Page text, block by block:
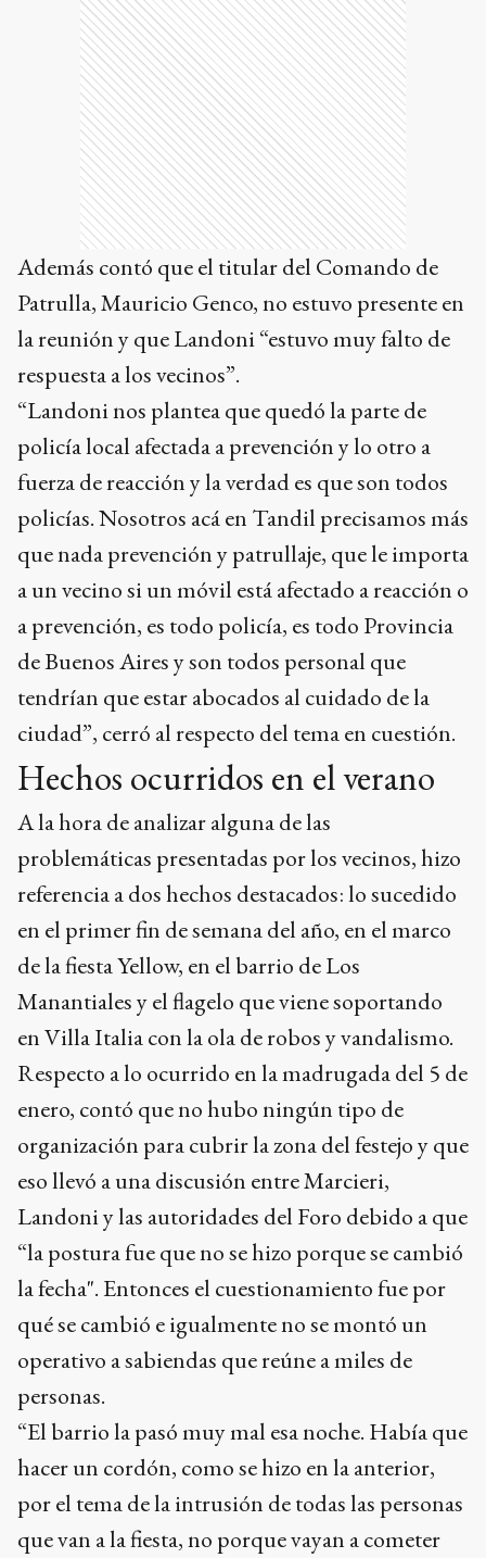
Además contó que el titular del Comando de
Patrulla, Mauricio Genco, no estuvo presente en
la reunión y que Landoni “estuvo muy falto de
respuesta a los vecinos”.
“Landoni nos plantea que quedó la parte de
policía local afectada a prevención y lo otro a
fuerza de reacción y la verdad es que son todos
policías. Nosotros acá en Tandil precisamos más
que nada prevención y patrullaje, que le importa
a un vecino si un móvil está afectado a reacción o
a prevención, es todo policía, es todo Provincia
de Buenos Aires y son todos personal que
tendrían que estar abocados al cuidado de la
ciudad”, cerró al respecto del tema en cuestión.
Hechos ocurridos en el verano
A la hora de analizar alguna de las
problemáticas presentadas por los vecinos, hizo
referencia a dos hechos destacados: lo sucedido
en el primer fin de semana del año, en el marco
de la fiesta Yellow, en el barrio de Los
Manantiales y el flagelo que viene soportando
en Villa Italia con la ola de robos y vandalismo.
Respecto a lo ocurrido en la madrugada del 5 de
enero, contó que no hubo ningún tipo de
organización para cubrir la zona del festejo y que
eso llevó a una discusión entre Marcieri,
Landoni y las autoridades del Foro debido a que
“la postura fue que no se hizo porque se cambió
la fecha". Entonces el cuestionamiento fue por
qué se cambió e igualmente no se montó un
operativo a sabiendas que reúne a miles de
personas.
“El barrio la pasó muy mal esa noche. Había que
hacer un cordón, como se hizo en la anterior,
por el tema de la intrusión de todas las personas
que van a la fiesta, no porque vayan a cometer